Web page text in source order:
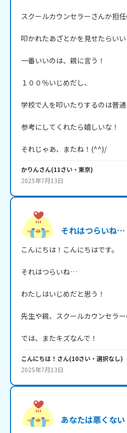
スクールカウンセラーさんか担任
叩かれたあざとかを見せたらいい
一番いいのは、親に言う！
１００％いじめだし、
学校で人を叩いたりするのは普通
参考にしてくれたら嬉しいな！
それじゃあ、またね！(^^)/
かりんさん(11さい・ 東京)
2025年7月13日
それはつらいね…
こんにちは！こんにちはです。
それはつらいね…
わたしはいじめだと思う！
先生や親、スクールカウンセラ
では、またキズなんで！
こんにちは！ さん(10さい・ 選択なし)
2025年7月13日
あなたは悪くない